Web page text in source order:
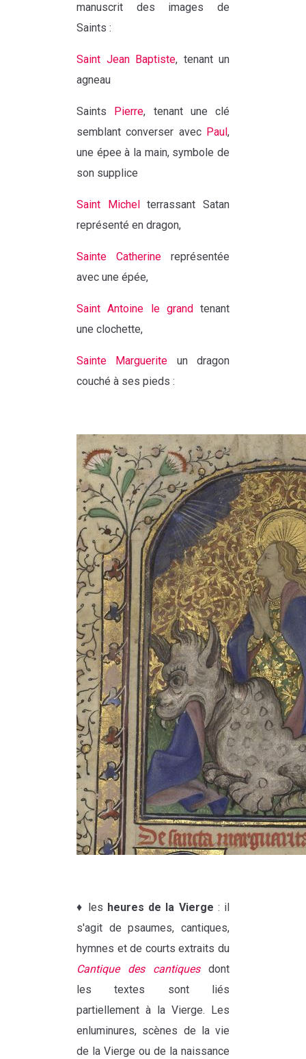
manuscrit des images de
Saints :
Saint Jean Baptiste, tenant un
agneau
Saints Pierre, tenant une clé
semblant converser avec Paul,
une épee à la main, symbole de
son supplice
Saint Michelterrassant Satan
représenté en dragon,
Sainte Catherine représentée
avec une épée,
Saint Antoine le grandtenant
une clochette,
Sainte Marguerite un dragon
couché à ses pieds :
♦ les heures de la Vierge : il
s'agit de psaumes, cantiques,
hymnes et de courts extraits du
Cantique des cantiquesdont
les textes sont liés
partiellement à la Vierge. Les
enluminures, scènes de la vie
de la Vierge ou de la naissance